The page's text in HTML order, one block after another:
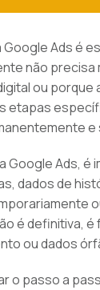
Ads é
não
ou
etapas
Google Ads,
dados de
é definitiva,
ou dados
o passo a